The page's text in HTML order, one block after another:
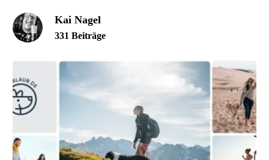
Kai Nagel
331 Beiträge